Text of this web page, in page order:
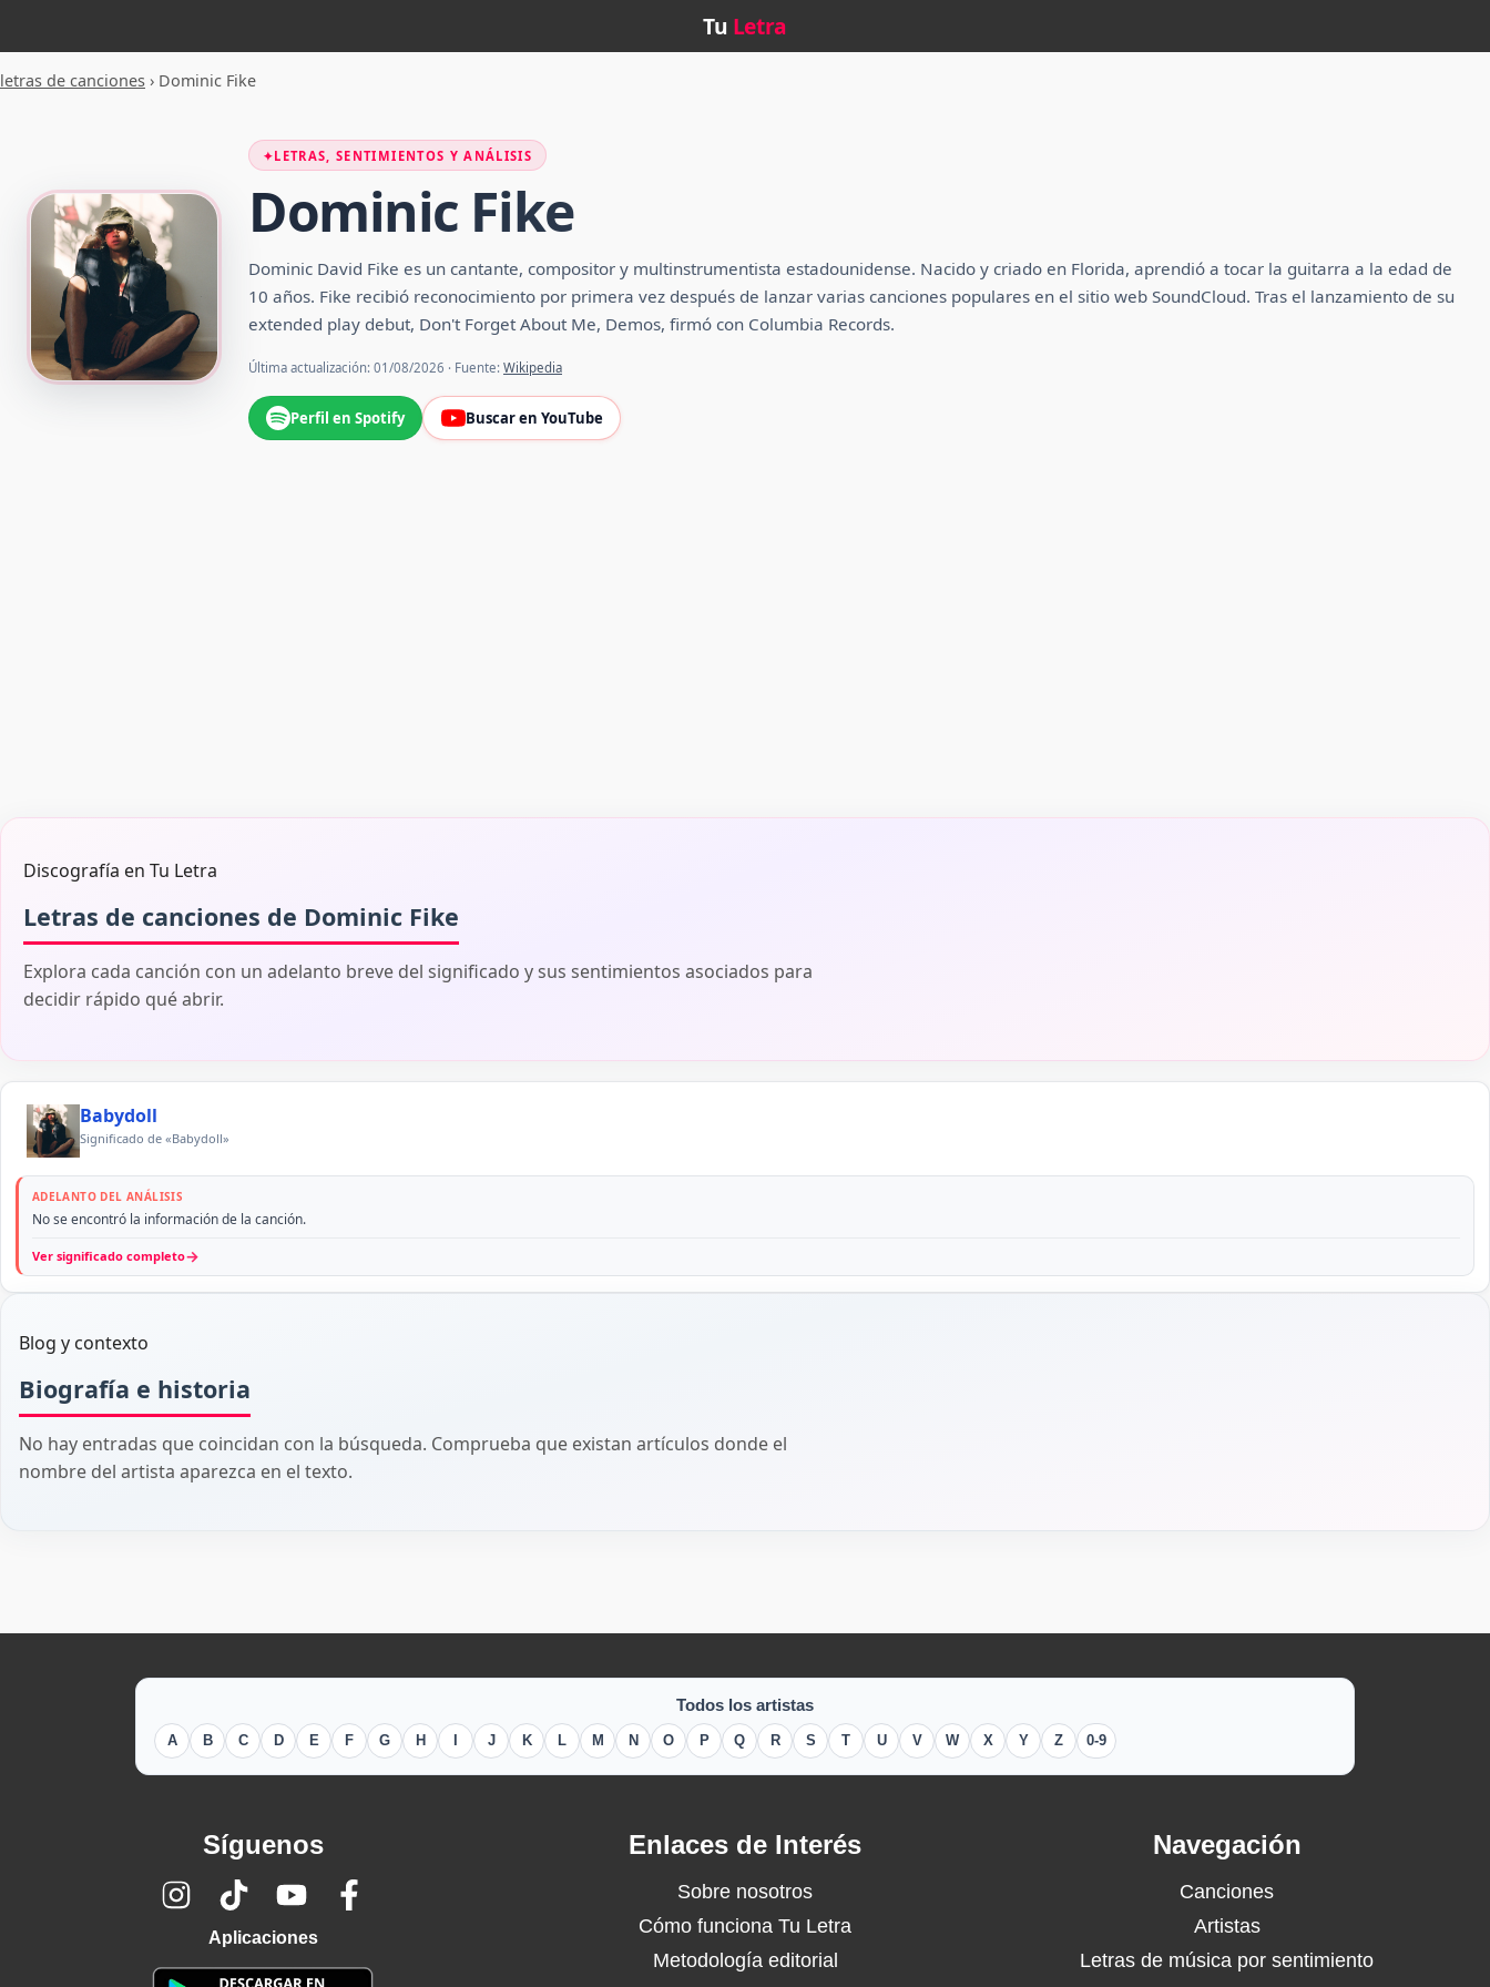
Tu Letra
letras de canciones › Dominic Fike
✦LETRAS, SENTIMIENTOS Y ANÁLISIS
Dominic Fike
Dominic David Fike es un cantante, compositor y multinstrumentista estadounidense. Nacido y criado en Florida, aprendió a tocar la guitarra a la edad de
10 años. Fike recibió reconocimiento por primera vez después de lanzar varias canciones populares en el sitio web SoundCloud. Tras el lanzamiento de su
extended play debut, Don't Forget About Me, Demos, firmó con Columbia Records.
Última actualización: 01/08/2026 · Fuente: Wikipedia
Perfil en Spotify Buscar en YouTube
Discografía en Tu Letra
Letras de canciones de Dominic Fike
Explora cada canción con un adelanto breve del significado y sus sentimientos asociados para
decidir rápido qué abrir.
Babydoll
Significado de «Babydoll»
ADELANTO DEL ANÁLISIS
No se encontró la información de la canción.
Ver significado completo→
Blog y contexto
Biografía e historia
No hay entradas que coincidan con la búsqueda. Comprueba que existan artículos donde el
nombre del artista aparezca en el texto.
Todos los artistas
A B C D E F G H J K L M N O P Q R S T U V W X Y Z 0-9
Síguenos
Aplicaciones
Enlaces de Interés
Sobre nosotros
Cómo funciona Tu Letra
Metodología editorial
Navegación
Canciones
Artistas
Letras de música por sentimiento